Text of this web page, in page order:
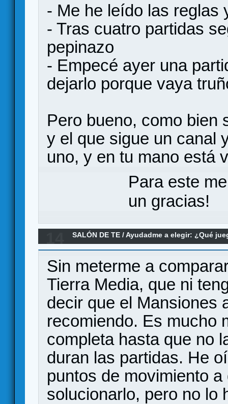
- Me he leído las reglas
- Tras cuatro partidas
pepinazo
- Empecé ayer una
dejarlo porque vaya
Pero bueno, como bien
y el que sigue un canal
uno, y en tu mano está
Para este
un gracias!
SALÓN DE TE /Ayudadme a elegir: ¿Qué
¿Mansiones de la Locura teniendo ESDLA
Sin meterme a
Tierra Media, que ni
decir que el Mansiones
recomiendo. Es mucho
completa hasta que no
duran las partidas. He
puntos de movimiento
solucionarlo, pero no lo